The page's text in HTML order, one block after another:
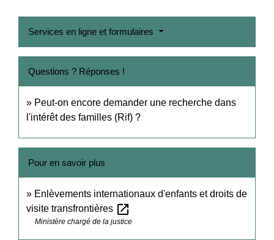
Services en ligne et formulaires
Questions ? Réponses !
Peut-on encore demander une recherche dans
l'intérêt des familles (Rif) ?
Pour en savoir plus
Enlèvements internationaux d'enfants et droits de
visite transfrontières open_in_new
Ministère chargé de la justice